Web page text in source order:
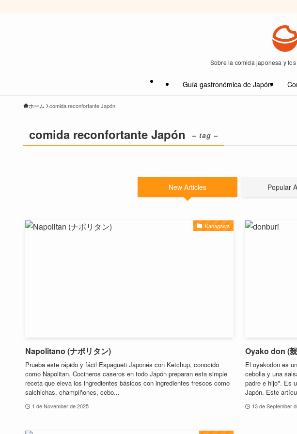
Sobre la comida japonesa y
Guía gastronómica de Japón
ホーム comida reconfortante Japón
comida reconfortante Japón – tag –
New Articles Popular
Kanagawa
Napolitano (ナポリタン)
Prueba este rápido y fácil Espagueti Japonés con Ketchup, conocido
como Napolitan. Cocineros caseros en todo Japón preparan esta simple
receta que eleva los ingredientes básicos con ingredientes frescos como
salchichas, champiñones, cebo...
1 de November de 2025
Oyako don (
El oyakodon es
cebolla y una
padre e hijo". Es
Japón. Este
13 de September